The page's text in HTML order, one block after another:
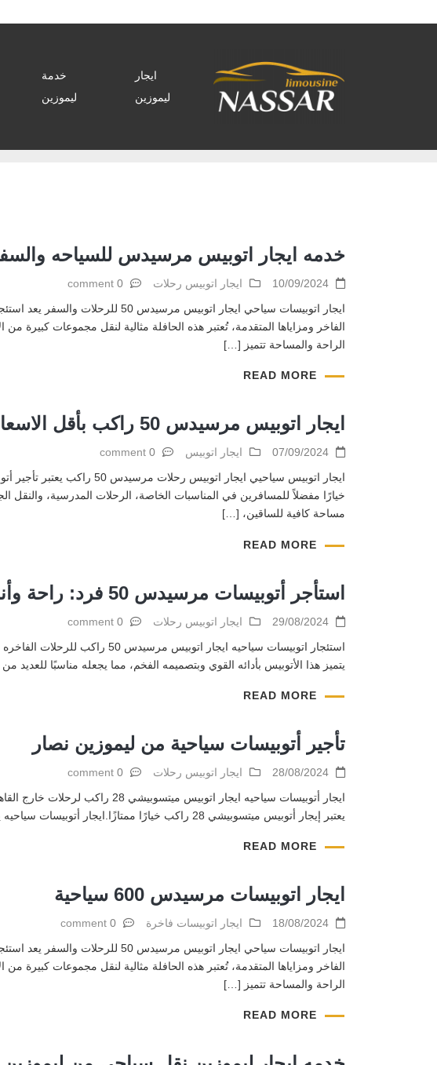
ايجار
ليموزين
خدمة
ليموزين
خدمه ايجار اتوبيس مرسيدس للسياحه
10/09/2024 ايجار اتوبيس رحلات
0 comment
الفاخر ومزاياها المتقدمة، تُعتبر هذه الحافلة مثالية لنقل مجموعات
الراحة والمساحة تتميز […]
READ MORE
ايجار اتوبيس مرسيدس 50 راكب بأقل الاسعار في مصر الجديده
07/09/2024 ايجار اتوبيس
0 comment
مساحة كافية للساقين، […]
READ MORE
استأجر أتوبيسات مرسيدس 50 فرد: راحة وأناقة لرحلاتك الجماعية
29/08/2024 ايجار اتوبيس رحلات
0 comment
يتميز هذا الأتوبيس بأدائه القوي وبتصميمه الفخم، مما يجعله مناسبًا
READ MORE
تأجير أتوبيسات سياحية من ليموزين نصار
28/08/2024 ايجار اتوبيس رحلات
0 comment
ايجار أتوبيسات سياحيه ايجار
يعتبر إيجار أتوبيس ميتسوبيشي 28 راكب خيارًا ممتازًا.ايجار أتوبيسات سياحيه يتميز هذا الأتوبيس بالراحة والاعتمادية، ويعد مثاليًا لنقل مجموعة من الأشخاص بأمان وراحة. راحة وأناقة للسفر […]
READ MORE
ايجار اتوبيسات مرسيدس 600 سياحية
18/08/2024 ايجار اتوبيسات فاخرة
0 comment
الفاخر ومزاياها المتقدمة، تُعتبر هذه الحافلة مثالية لنقل مجموعات
الراحة والمساحة تتميز […]
READ MORE